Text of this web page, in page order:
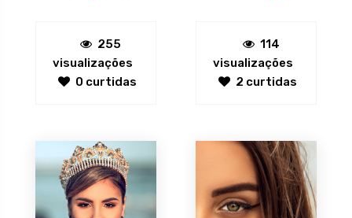
255
visualizações
0 curtidas
114
visualizações
2 curtidas